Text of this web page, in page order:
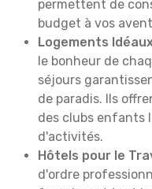
permettent de
budget à vos
Logements
le bonheur de
séjours
de paradis. Ils
des clubs enfants
d'activités.
Hôtels pour le
d'ordre